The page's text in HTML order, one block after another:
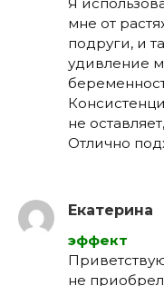
мне от
подруги, и
удивление
не
Отлично
Екатерина
эффект
не